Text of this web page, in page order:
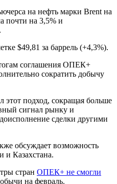
на нефть марки Brent на
почти на 3,5% и
$49,81 за баррель (+4,3%).
соглашения ОПЕК+
сократить добычу
этот подход, сокращая больше
сигнал рынку и
сделки другими
обсуждает возможность
и Казахстана.
стран ОПЕК+ не смогли
на февраль.